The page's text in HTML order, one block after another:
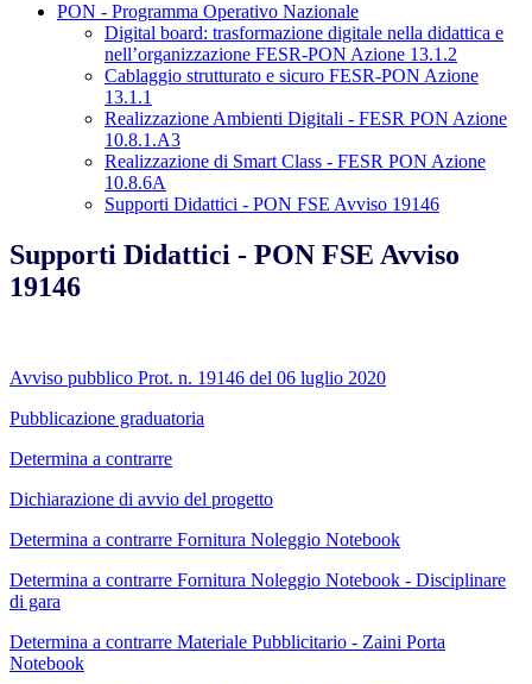
PON - Programma Operativo Nazionale
Digital board: trasformazione digitale nella didattica e
nell’organizzazione FESR-PON Azione 13.1.2
Cablaggio strutturato e sicuro FESR-PON Azione
13.1.1
Realizzazione Ambienti Digitali - FESR PON Azione
10.8.1.A3
Realizzazione di Smart Class - FESR PON Azione
10.8.6A
Supporti Didattici - PON FSE Avviso 19146
Supporti Didattici - PON FSE Avviso
19146
Avviso pubblico Prot. n. 19146 del 06 luglio 2020
Pubblicazione graduatoria
Determina a contrarre
Dichiarazione di avvio del progetto
Determina a contrarre Fornitura Noleggio Notebook
Determina a contrarre Fornitura Noleggio Notebook - Disciplinare
di gara
Determina a contrarre Materiale Pubblicitario - Zaini Porta
Notebook